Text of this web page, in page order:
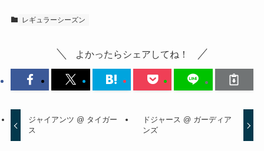
レギュラーシーズン
よかったらシェアしてね！
ジャイアンツ @ タイガー
ス
ドジャース @ ガーディア
ンズ